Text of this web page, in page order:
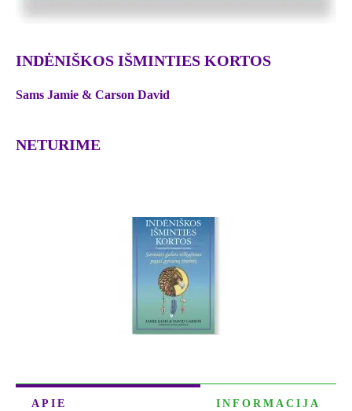
INDĖNIŠKOS IŠMINTIES KORTOS
Sams Jamie & Carson David
NETURIME
APIE
INFORMACIJA